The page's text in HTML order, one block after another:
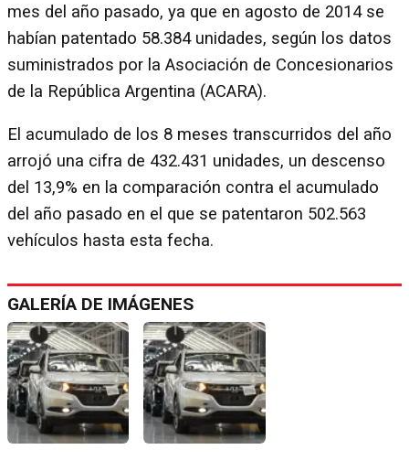
mes del año pasado, ya que en agosto de 2014 se
habían patentado 58.384 unidades, según los datos
suministrados por la Asociación de Concesionarios
de la República Argentina (ACARA).
El acumulado de los 8 meses transcurridos del año
arrojó una cifra de 432.431 unidades, un descenso
del 13,9% en la comparación contra el acumulado
del año pasado en el que se patentaron 502.563
vehículos hasta esta fecha.
GALERÍA DE IMÁGENES